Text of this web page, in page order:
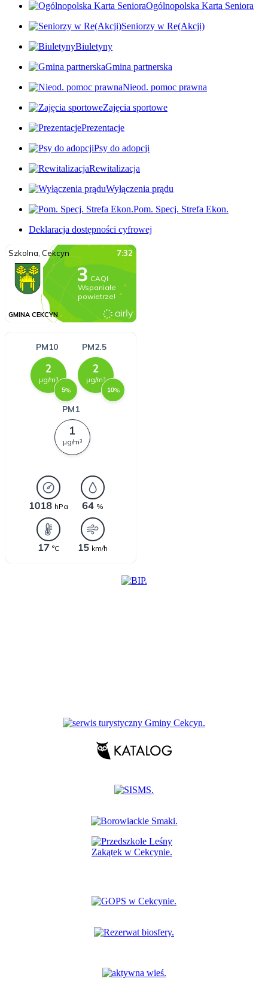
Ogólnopolska Karta Seniora
Seniorzy w Re(Akcji)
Biuletyny
Gmina partnerska
Nieod. pomoc prawna
Zajęcia sportowe
Prezentacje
Psy do adopcji
Rewitalizacja
Wyłączenia prądu
Pom. Specj. Strefa Ekon.
Deklaracja dostępności cyfrowej